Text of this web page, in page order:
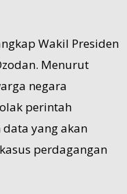
Wakil Presiden
Menurut
negara
perintah
yang akan
perdagangan